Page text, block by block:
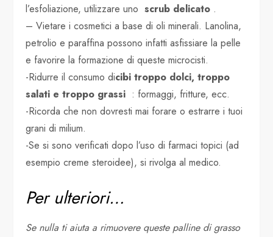
l’esfoliazione, utilizzare uno scrub delicato .
– Vietare i cosmetici a base di oli minerali. Lanolina,
petrolio e paraffina possono infatti asfissiare la pelle
e favorire la formazione di queste microcisti.
-Ridurre il consumo dicibi troppo dolci, troppo
salati e troppo grassi : formaggi, fritture, ecc.
-Ricorda che non dovresti mai forare o estrarre i tuoi
grani di milium.
-Se si sono verificati dopo l’uso di farmaci topici (ad
esempio creme steroidee), si rivolga al medico.
Per ulteriori…
Se nulla ti aiuta a rimuovere queste palline di grasso